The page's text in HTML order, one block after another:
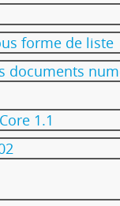
forme de liste
documents
1.1